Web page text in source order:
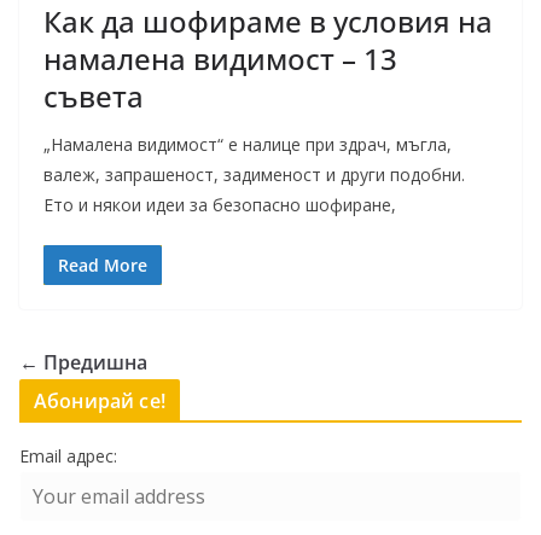
Как да шофираме в условия на
намалена видимост – 13
съвета
„Намалена видимост“ е налице при здрач, мъгла,
валеж, запрашеност, задименост и други подобни.
Ето и някои идеи за безопасно шофиране,
Read More
← Предишна
Абонирай се!
Email адрес: